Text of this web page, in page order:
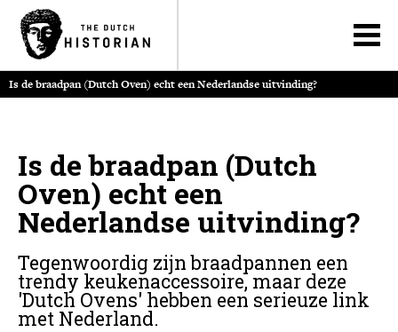
Is de braadpan (Dutch Oven) echt een Nederlandse uitvinding?
Is de braadpan (Dutch
Oven) echt een
Nederlandse uitvinding?
Tegenwoordig zijn braadpannen een
trendy keukenaccessoire, maar deze
'Dutch Ovens' hebben een serieuze link
met Nederland.